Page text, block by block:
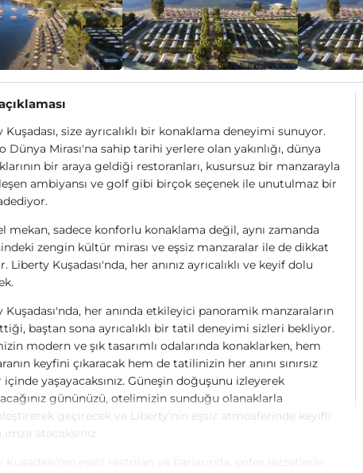
Kuşadası, size ayrıcalıklı bir konaklama deneyimi sunuyor.
Dünya Mirası'na sahip tarihi yerlere olan yakınlığı, dünya
bir araya geldiği restoranları, kusursuz bir manzarayla
ambiyansı ve golf gibi birçok seçenek ile unutulmaz bir
mekan, sadece konforlu konaklama değil, aynı zamanda
zengin kültür mirası ve eşsiz manzaralar ile de dikkat
Liberty Kuşadası'nda, her anınız ayrıcalıklı ve keyif dolu
Kuşadası'nda, her anında etkileyici panoramik manzaraların
baştan sona ayrıcalıklı bir tatil deneyimi sizleri bekliyor.
modern ve şık tasarımlı odalarında konaklarken, hem
keyfini çıkaracak hem de tatilinizin her anını sınırsız
yaşayacaksınız. Güneşin doğuşunu izleyerek
gününüzü, otelimizin sunduğu olanaklarla
geçirecek ve Liberty'nin eşsiz atmosferinde keyifli
imza atacaksınız.